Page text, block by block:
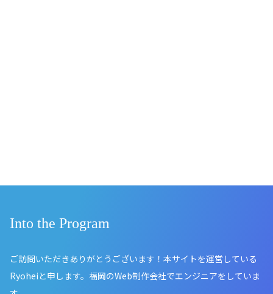
Into the Program
ご訪問いただきありがとうございます！本サイトを運営している
Ryoheiと申します。福岡のWeb制作会社でエンジニアをしていま